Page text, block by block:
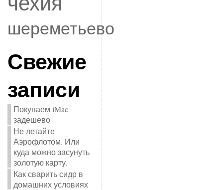
шереметьево
Свежие
записи
Покупаем iMac
задешево
Не летайте
Аэрофлотом. Или
куда можно засунуть
золотую карту.
Как сварить сидр в
домашних условиях